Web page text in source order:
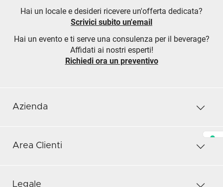
Hai un locale e desideri ricevere un'offerta dedicata?
Scrivici subito un'email
Hai un evento e ti serve una consulenza per il beverage?
Affidati ai nostri esperti!
Richiedi ora un preventivo
Azienda
Area Clienti
Legale